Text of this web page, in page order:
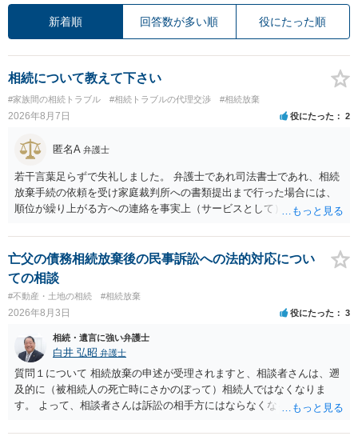
新着順 回答数が多い順 役にたった順
相続について教えて下さい
#家族間の相続トラブル #相続トラブルの代理交渉 #相続放棄
2026年8月7日 役にたった 2
匿名A 弁護士
若干言葉足らずで失礼しました。 弁護士であれ司法書士であれ、相続
放棄手続の依頼を受け家庭裁判所への書類提出まで行った場合には、
順位が繰り上がる方への連絡を事実上（サービスとして）行うことは
できない、という意味でした。
亡父の債務相続放棄後の民事訴訟への法的対応につい
ての相談
#不動産・土地の相続 #相続放棄
2026年8月3日 役にたった 3
相続・遺言に強い弁護士
白井 弘昭 弁護士
質問１について 相続放棄の申述が受理されますと、相談者さんは、遡
及的に（被相続人の死亡時にさかのぼって）相続人ではなくなりま
す。 よって、相談者さんは訴訟の相手方にはならなくなるので（明け
理証明を家庭裁判所で取得し、コピーを答弁書に添えて裁判所に提出